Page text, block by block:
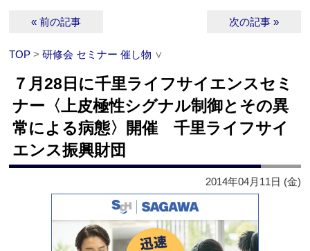
« 前の記事 次の記事 »
TOP >研修会 セミナー 催し物 ∨
７月28日に千里ライフサイエンスセミ
ナー〈上皮極性シグナル制御とその異
常による病態〉開催 千里ライフサイ
エンス振興財団
2014年04月11日 (金)